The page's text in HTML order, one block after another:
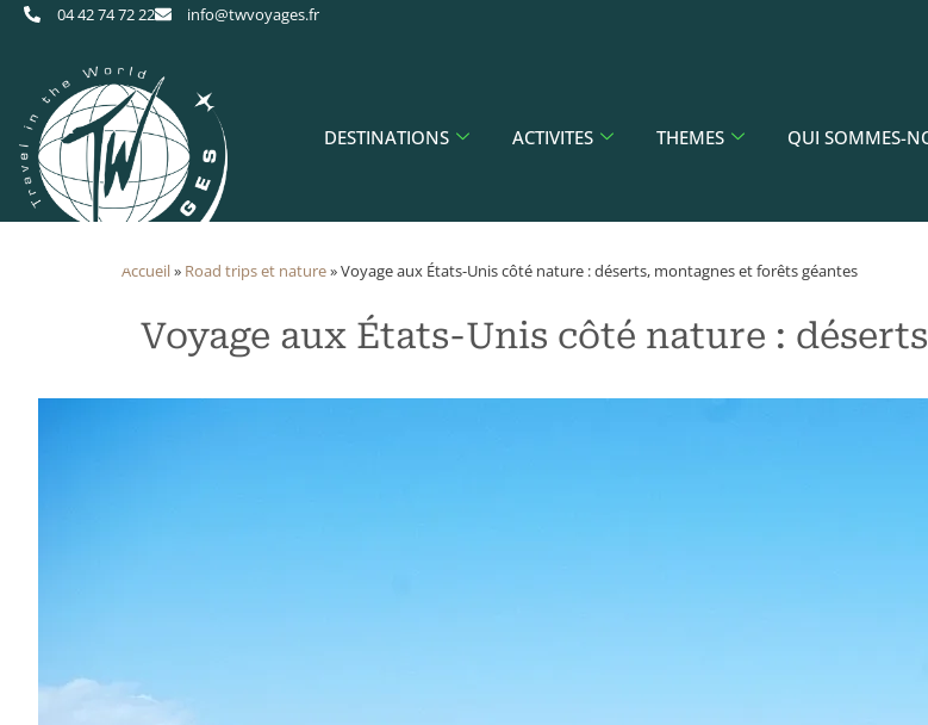
04 42 74 72 22 info@twvoyages.fr
DESTINATIONS ACTIVITES THEMES QUI SOMMES-
Accueil» ​Road trips et nature»Voyage aux États-Unis côté nature : déserts, montagnes et forêts géantes
Voyage aux États-Unis côté nature :